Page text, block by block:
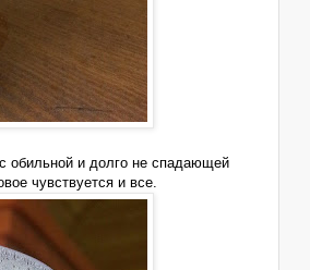
обильной и долго не спадающей
чувствуется и все.